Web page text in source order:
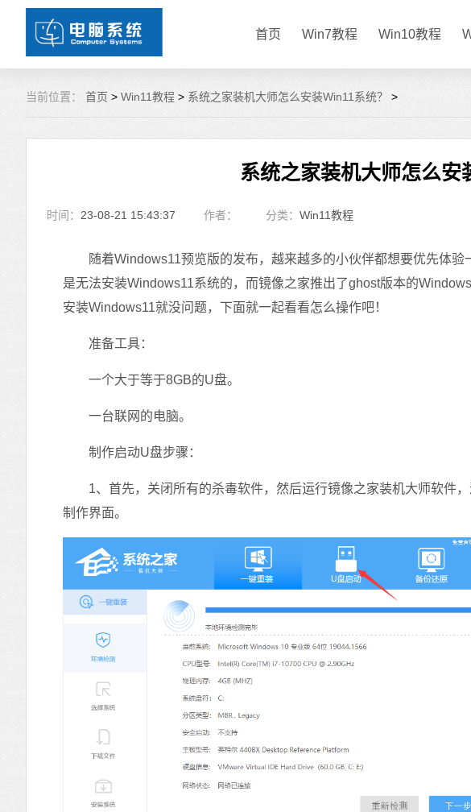
首页 Win7教程 Win10教程
当前位置： 首页 > Win11教程 > 系统之家装机大师怎么安装Win11系统？ >
系统之家装机大师怎么安
时间： 23-08-21 15:43:37 作者： 分类： Win11教程
随着Windows11预览版的发布，越来越多的小伙伴都想要优先体验
是无法安装Windows11系统的，而镜像之家推出了ghost版本的
安装Windows11就没问题，下面就一起看看怎么操作吧！
准备工具：
一个大于等于8GB的U盘。
一台联网的电脑。
制作启动U盘步骤：
1、首先，关闭所有的杀毒软件，然后运行镜像之家装机大师软件
制作界面。